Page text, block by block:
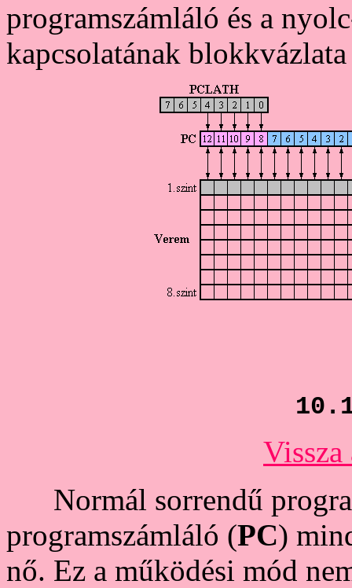
programszámláló és a
kapcsolatának
Vissza
Normál sorrendű
programszámláló (PC)
nő. Ez a működési mód